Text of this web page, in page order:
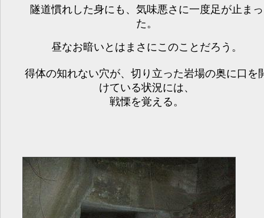
隧道慣れした身にも、気味悪さに一度足が止まっ
た。
昼なお暗いとはまさにこのことだろう。
得体の知れない穴が、切り立った岩場の奥に口を
けている状況には、
戦慄を覚える。